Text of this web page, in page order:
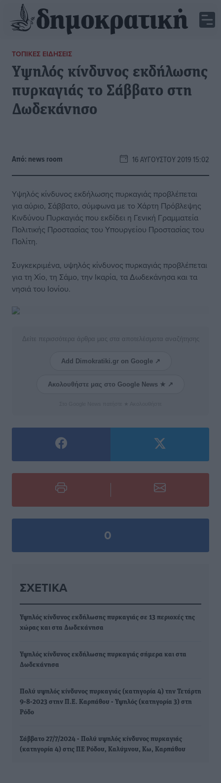
ΤΟΠΙΚΈΣ ΕΙΔΉΣΕΙΣ
Υψηλός κίνδυνος εκδήλωσης
πυρκαγιάς το Σάββατο στη
Δωδεκάνησο
Από: news room 16 ΑΥΓΟΎΣΤΟΥ 2019 15:02
Υψηλός κίνδυνος εκδήλωσης πυρκαγιάς προβλέπεται
για αύριο, Σάββατο, σύμφωνα με το Χάρτη Πρόβλεψης
Κινδύνου Πυρκαγιάς που εκδίδει η Γενική Γραμματεία
Πολιτικής Προστασίας του Υπουργείου Προστασίας του
Πολίτη.
Συγκεκριμένα, υψηλός κίνδυνος πυρκαγιάς προβλέπεται
για τη Χίο, τη Σάμο, την Ικαρία, τα Δωδεκάνησα και τα
νησιά του Ιονίου.
Δείτε περισσότερα άρθρα μας στα αποτελέσματα αναζήτησης
Add Dimokratiki.gr on Google ↗
Ακολουθήστε μας στο Google News ★ ↗
0
ΣΧΕΤΙΚΆ
Υψηλός κίνδυνος εκδήλωσης πυρκαγιάς σε 13 περιοχές της
χώρας και στα Δωδεκάνησα
Υψηλός κίνδυνος εκδήλωσης πυρκαγιάς σήμερα και στα
Δωδεκάνησα
Πολύ υψηλός κίνδυνος πυρκαγιάς (κατηγορία 4) την Τετάρτη
9-8-2023 στην Π.Ε. Καρπάθου - Υψηλός (κατηγορία 3) στη
Ρόδο
Σάββατο 27/7/2024 - Πολύ υψηλός κίνδυνος πυρκαγιάς
(κατηγορία 4) στις ΠΕ Ρόδου, Καλύμνου, Κω, Καρπάθου